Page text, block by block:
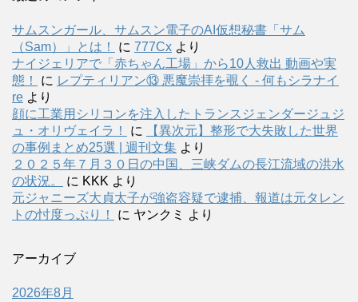
サムスンガール、サムスン電子のAI仮想秘書「サム
（Sam）」とは！
に 777Cx より
ナイジェリアで「赤ちゃん工場」から10人救出 動画や実
態！
に レプティリアン⑬ 悪魔崇拝を覗く - 何もシラナイ
re より
顔に工業用シリコンを注入したトランスジェンダージュジ
ュ・オリヴェイラ！
に
【異次元】整形で大失敗した世界
の事例まとめ25選 | 週刊文集 より
２０２５年７月３０日の中国、三峡ダムの長江流域の洪水
の状況。
に KKK より
元ジャニーズ大貞太子が強盗容疑で逮捕、報道は元タレン
トの忖度っぷり！
に ヤンクミ より
アーカイブ
2026年8月